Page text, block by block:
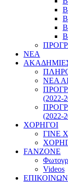
ΝΕΑ
ΝΕΑ
(2022-
(2022-
ΧΟΡΗΓΟΙ
ΓΙΝΕ
FANZONE
Videos